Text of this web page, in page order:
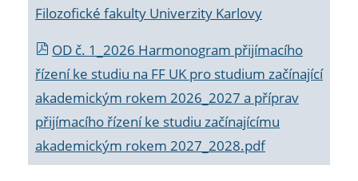
Filozofické fakulty Univerzity Karlovy
OD č. 1_2026 Harmonogram přijímacího
řízení ke studiu na FF UK pro studium začínající
akademickým rokem 2026_2027 a příprav
přijímacího řízení ke studiu začínajícímu
akademickým rokem 2027_2028.pdf